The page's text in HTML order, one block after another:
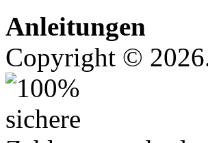
Anleitungen
Copyright ©